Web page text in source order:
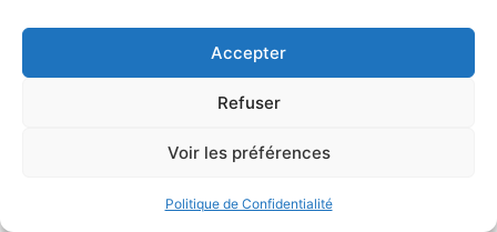
Accepter
Refuser
Voir les préférences
Politique de Confidentialité
mille milliards de dollars à Wall Street,
tout en prévenant ses futurs
actionnaires qu’ils ne contrôleront jamais
cache une architecture juridique inédite,
où un trust indépendant place la sécurité
d’un modèle de gouvernance qui pourrait